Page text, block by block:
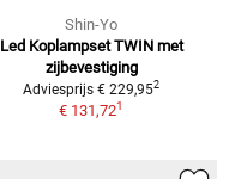
Shin-Yo
Led Koplampset TWIN met
zijbevestiging
Adviesprijs € 229,952
€ 131,721